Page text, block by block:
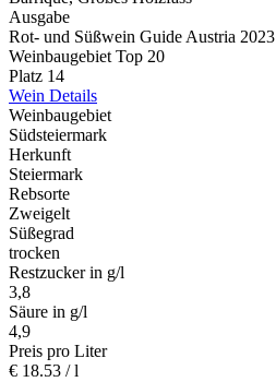
Ausgabe
Rot- und Süßwein Guide Austria 2023
Weinbaugebiet Top 20
Platz 14
Wein Details
Weinbaugebiet
Südsteiermark
Herkunft
Steiermark
Rebsorte
Zweigelt
Süßegrad
trocken
Restzucker in g/l
3,8
Säure in g/l
4,9
Preis pro Liter
€ 18.53 / l